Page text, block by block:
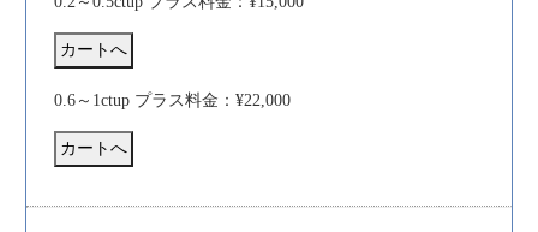
0.6～1ctup プラス料金：¥22,000